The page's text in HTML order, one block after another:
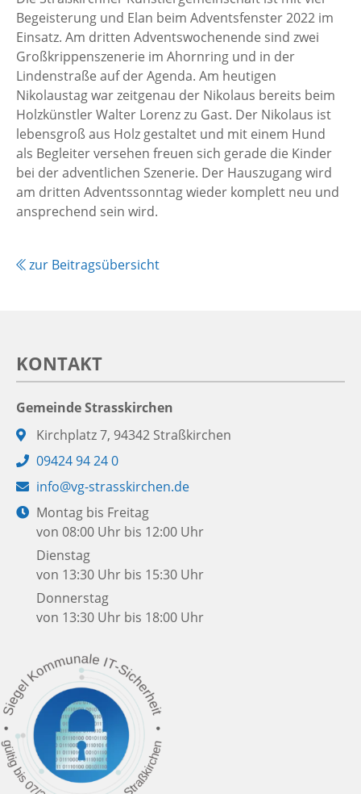
Begeisterung und Elan beim Adventsfenster 2022 im
Einsatz. Am dritten Adventswochenende sind zwei
Großkrippenszenerie im Ahornring und in der
Lindenstraße auf der Agenda. Am heutigen
Nikolaustag war zeitgenau der Nikolaus bereits beim
Holzkünstler Walter Lorenz zu Gast. Der Nikolaus ist
lebensgroß aus Holz gestaltet und mit einem Hund
als Begleiter versehen freuen sich gerade die Kinder
bei der adventlichen Szenerie. Der Hauszugang wird
am dritten Adventssonntag wieder komplett neu und
ansprechend sein wird.
zur Beitragsübersicht
KONTAKT
Gemeinde Strasskirchen
Adresse:
Kirchplatz 7, 94342 Straßkirchen
Telefon:
09424 94 24 0
E-
Mail:
info@vg-strasskirchen.de
Öffnungszeiten:
Montag bis Freitag
von 08:00 Uhr bis 12:00 Uhr
Dienstag
von 13:30 Uhr bis 15:30 Uhr
Donnerstag
von 13:30 Uhr bis 18:00 Uhr